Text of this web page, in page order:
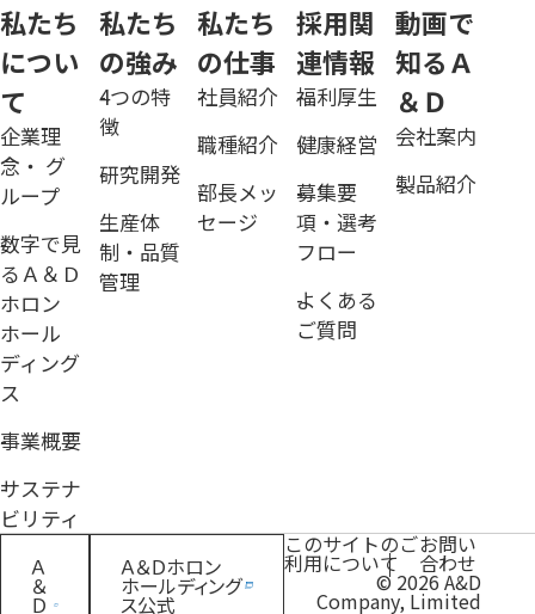
私たち
につい
て
企業理
念・ グ
ループ
数字で見
るＡ＆Ｄ
ホロン
ホール
ディング
ス
事業概要
サステナ
ビリティ
私たち
の強み
4つの特
徴
研究開発
生産体
制・品質
管理
私たち
の仕事
社員紹介
職種紹介
部長メッ
セージ
採用関
連情報
福利厚生
健康経営
募集要
項・選考
フロー
よくある
ご質問
動画で
知るＡ
＆Ｄ
会社案内
製品紹介
Ａ
＆
Ｄ
Ａ＆Ｄホロン
ホールディング
ス公式
このサイトのご
利用について
お問い
合わせ
© 2026 A&D
Company, Limited